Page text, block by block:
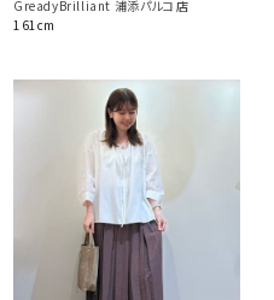
GreadyBrilliant 浦添パルコ店
161cm